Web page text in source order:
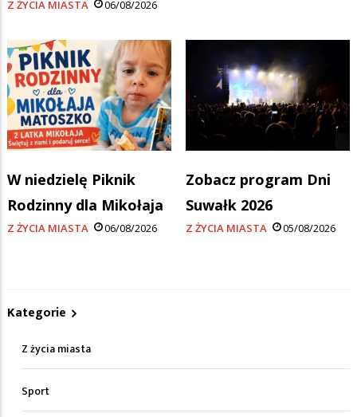
Z ŻYCIA MIASTA 06/08/2026
W niedzielę Piknik
Rodzinny dla Mikołaja
Z ŻYCIA MIASTA 06/08/2026
Zobacz program Dni
Suwałk 2026
Z ŻYCIA MIASTA 05/08/2026
Kategorie
Z życia miasta
Sport